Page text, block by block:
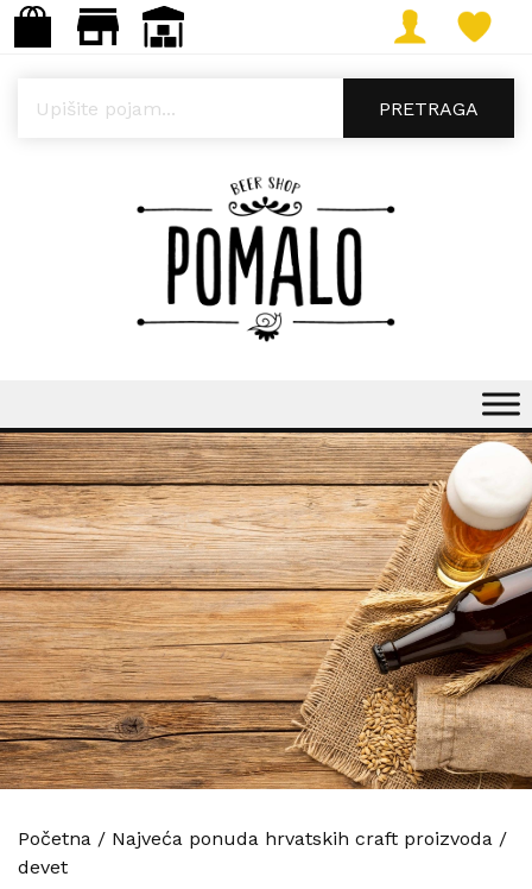
PRETRAGA
Početna / Najveća ponuda hrvatskih craft proizvoda /
devet